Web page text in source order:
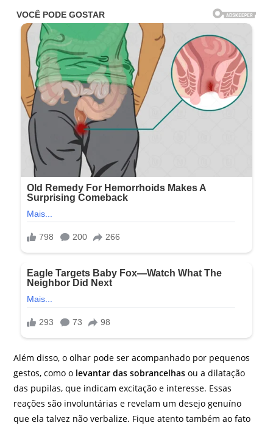
Além disso, o olhar pode ser acompanhado por pequenos
gestos, como o levantar das sobrancelhas ou a dilatação
das pupilas, que indicam excitação e interesse. Essas
reações são involuntárias e revelam um desejo genuíno
que ela talvez não verbalize. Fique atento também ao fato